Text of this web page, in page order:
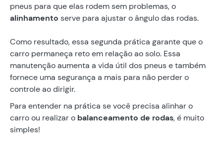
pneus para que elas rodem sem problemas, o
alinhamento serve para ajustar o ângulo das rodas.
Como resultado, essa segunda prática garante que o
carro permaneça reto em relação ao solo. Essa
manutenção aumenta a vida útil dos pneus e também
fornece uma segurança a mais para não perder o
controle ao dirigir.
Para entender na prática se você precisa alinhar o
carro ou realizar o balanceamento de rodas, é muito
simples!